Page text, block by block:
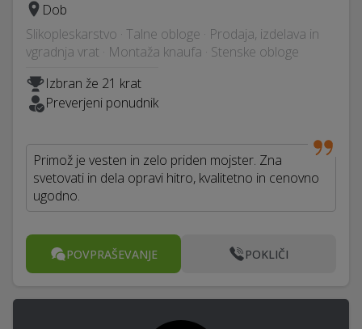
Dob
Slikopleskarstvo · Talne obloge · Prodaja, izdelava in
vgradnja vrat · Montaža knaufa · Stenske obloge
Izbran že 21 krat
Preverjeni ponudnik
Primož je vesten in zelo priden mojster. Zna
svetovati in dela opravi hitro, kvalitetno in cenovno
ugodno.
POVPRAŠEVANJE POKLIČI